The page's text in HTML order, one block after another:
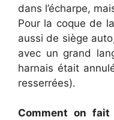
dans l’écharpe,
Pour la coque de
aussi de siège
avec un grand
harnais était
resserrées).
Comment on